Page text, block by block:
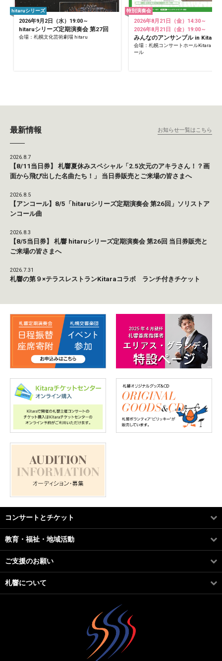
2026年9月2日（水）19:00～
hitaruシリーズ定期演奏会 第27回
会場：札幌文化芸術劇場 hitaru
hitaruシリーズ
2026年8月21日（金）14:30～
2026年8月21日（金）19:00～
みんなのアンサンブル in Kitara
会場：札幌コンサートホールKitara 小
ール
特別演奏会
最新情報 お知らせ一覧はこちら
2026.8.7
【8/11当日券】 札響夏休みスペシャル「2.5次元のアキラさん！？画
面から飛び出した名曲たち！」 当日券販売とご来場の皆さまへ
2026.8.5
【アンコール】8/5「hitaruシリーズ定期演奏会 第26回」ソリストア
ンコール曲
2026.8.3
【8/5当日券】 札響 hitaruシリーズ定期演奏会 第26回 当日券販売と
ご来場の皆さまへ
2026.7.31
札響の第９×テラスレストランKitaraコラボ ランチ付きチケット
コンサートとチケット
教育・福祉・地域活動
ご支援のお願い
札響について